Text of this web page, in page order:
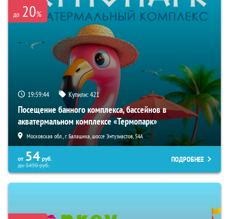
до 20%
19:59:43 Купили:421
Посещение банного комплекса, бассейнов в
акватермальном комплексе «Термопарк»
Московская обл., г. Балашиха, шоссе Энтузиастов, 54А
от 54 руб.
до3490руб.
ПОДРОБНЕЕ